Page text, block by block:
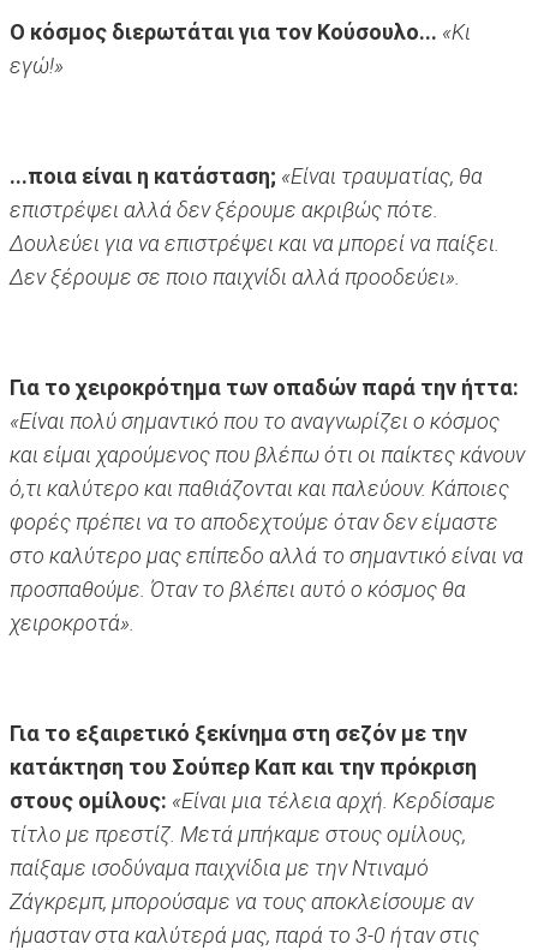
Ο κόσμος διερωτάται για τον Κούσουλο... «Κι
εγώ!»
...ποια είναι η κατάσταση; «Είναι τραυματίας, θα
επιστρέψει αλλά δεν ξέρουμε ακριβώς πότε.
Δουλεύει για να επιστρέψει και να μπορεί να παίξει.
Δεν ξέρουμε σε ποιο παιχνίδι αλλά προοδεύει».
Για το χειροκρότημα των οπαδών παρά την ήττα:
«Είναι πολύ σημαντικό που το αναγνωρίζει ο κόσμος
και είμαι χαρούμενος που βλέπω ότι οι παίκτες κάνουν
ό,τι καλύτερο και παθιάζονται και παλεύουν. Κάποιες
φορές πρέπει να το αποδεχτούμε όταν δεν είμαστε
στο καλύτερο μας επίπεδο αλλά το σημαντικό είναι να
προσπαθούμε. Όταν το βλέπει αυτό ο κόσμος θα
χειροκροτά».
Για το εξαιρετικό ξεκίνημα στη σεζόν με την
κατάκτηση του Σούπερ Καπ και την πρόκριση
στους ομίλους: «Eίναι μια τέλεια αρχή. Κερδίσαμε
τίτλο με πρεστίζ. Μετά μπήκαμε στους ομίλους,
παίξαμε ισοδύναμα παιχνίδια με την Ντιναμό
Ζάγκρεμπ, μπορούσαμε να τους αποκλείσουμε αν
ήμασταν στα καλύτερά μας, παρά το 3-0 ήταν στις